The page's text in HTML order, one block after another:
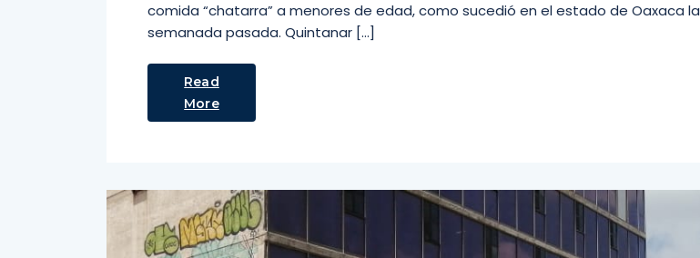
comida “chatarra” a menores de edad, como sucedió en el estado de Oaxaca la
semanada pasada. Quintanar […]
Read
More